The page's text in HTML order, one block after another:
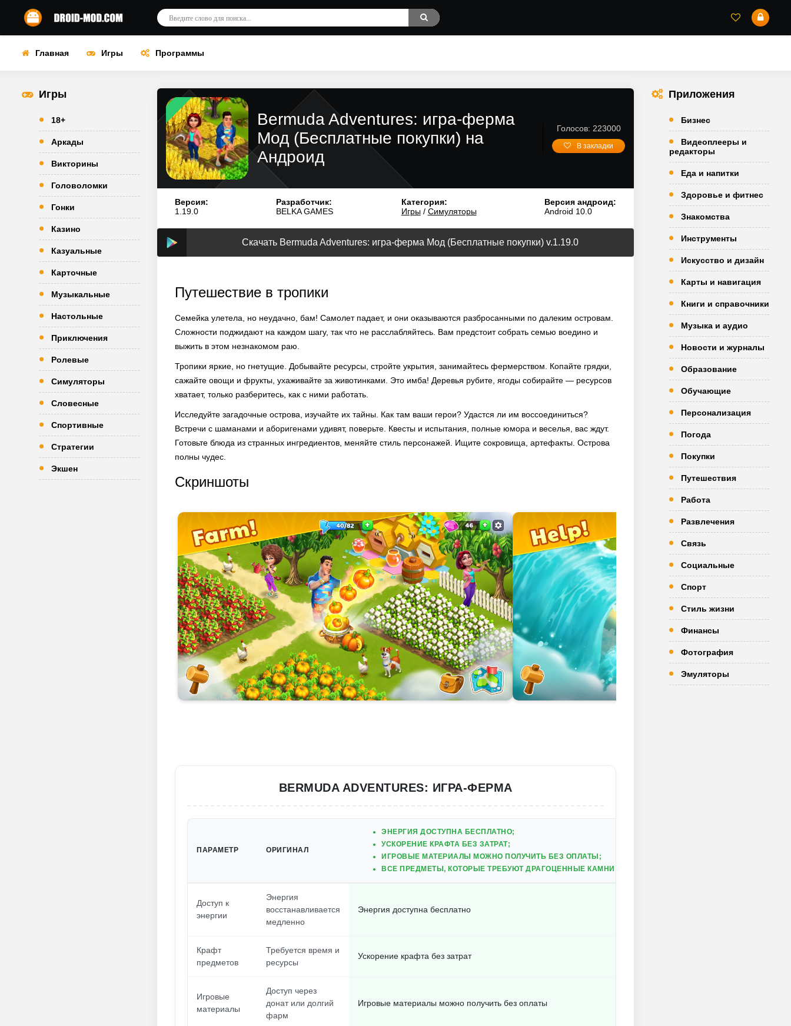
Главная Игры Программы
Игры
18+
Аркады
Викторины
Головоломки
Гонки
Казино
Казуальные
Карточные
Музыкальные
Настольные
Приключения
Ролевые
Симуляторы
Словесные
Спортивные
Стратегии
Экшен
Bermuda Adventures: игра-ферма
Мод (Бесплатные покупки) на
Андроид
Голосов: 223000
В закладки
Версия:
1.19.0
Разработчик:
BELKA GAMES
Категория:
Игры/ Симуляторы
Версия андроид:
Android 10.0
Скачать Bermuda Adventures: игра-ферма Мод (Бесплатные покупки) v.1.19.0
Путешествие в тропики
Семейка улетела, но неудачно, бам! Самолет падает, и они оказываются разбросанными по далеким островам.
Сложности поджидают на каждом шагу, так что не расслабляйтесь. Вам предстоит собрать семью воедино и
выжить в этом незнакомом раю.
Тропики яркие, но гнетущие. Добывайте ресурсы, стройте укрытия, занимайтесь фермерством. Копайте грядки,
сажайте овощи и фрукты, ухаживайте за животинками. Это имба! Деревья рубите, ягоды собирайте — ресурсов
хватает, только разберитесь, как с ними работать.
Исследуйте загадочные острова, изучайте их тайны. Как там ваши герои? Удастся ли им воссоединиться?
Встречи с шаманами и аборигенами удивят, поверьте. Квесты и испытания, полные юмора и веселья, вас ждут.
Готовьте блюда из странных ингредиентов, меняйте стиль персонажей. Ищите сокровища, артефакты. Острова
полны чудес.
Скриншоты
BERMUDA ADVENTURES: ИГРА-ФЕРМА
ПАРАМЕТР ОРИГИНАЛ
ЭНЕРГИЯ ДОСТУПНА БЕСПЛАТНО;
УСКОРЕНИЕ КРАФТА БЕЗ ЗАТРАТ;
ИГРОВЫЕ МАТЕРИАЛЫ МОЖНО ПОЛУЧИТЬ БЕЗ ОПЛАТЫ;
ВСЕ ПРЕДМЕТЫ, КОТОРЫЕ ТРЕБУЮТ ДРАГОЦЕННЫЕ КАМНИ, СТОЯТ 0.
Доступ к
энергии
Энергия
восстанавливается
медленно
Энергия доступна бесплатно
Крафт
предметов
Требуется время и
ресурсы
Ускорение крафта без затрат
Игровые
материалы
Доступ через
донат или долгий
фарм
Игровые материалы можно получить без оплаты
Приложения
Бизнес
Видеоплееры и
редакторы
Еда и напитки
Здоровье и фитнес
Знакомства
Инструменты
Искусство и дизайн
Карты и навигация
Книги и справочники
Музыка и аудио
Новости и журналы
Образование
Обучающие
Персонализация
Погода
Покупки
Путешествия
Работа
Развлечения
Связь
Социальные
Спорт
Стиль жизни
Финансы
Фотография
Эмуляторы